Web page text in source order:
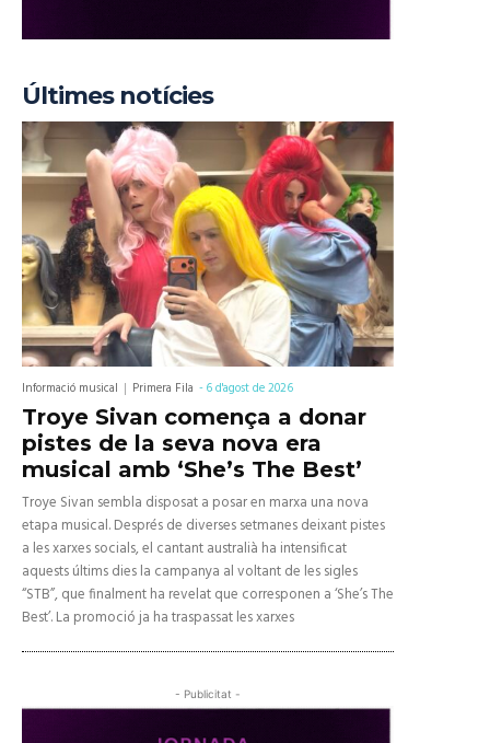
Últimes notícies
Informació musical Primera Fila -6 d'agost de 2026
Troye Sivan comença a donar
pistes de la seva nova era
musical amb ‘She’s The Best’
Troye Sivan sembla disposat a posar en marxa una nova
etapa musical. Després de diverses setmanes deixant pistes
a les xarxes socials, el cantant australià ha intensificat
aquests últims dies la campanya al voltant de les sigles
“STB”, que finalment ha revelat que corresponen a ‘She’s The
Best’. La promoció ja ha traspassat les xarxes
- Publicitat -